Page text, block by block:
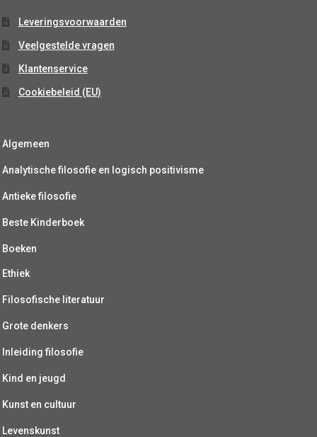
Leveringsvoorwaarden
Veelgestelde vragen
Klantenservice
Cookiebeleid (EU)
Algemeen
Analytische filosofie en logisch positivisme
Antieke filosofie
Beste Kinderboek
Boeken
Ethiek
Filosofische literatuur
Grote denkers
Inleiding filosofie
Kind en jeugd
Kunst en cultuur
Levenskunst